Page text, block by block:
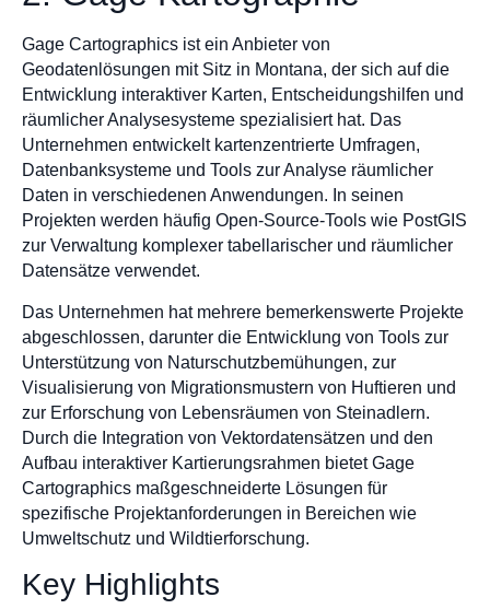
Gage Cartographics ist ein Anbieter von
Geodatenlösungen mit Sitz in Montana, der sich auf die
Entwicklung interaktiver Karten, Entscheidungshilfen und
räumlicher Analysesysteme spezialisiert hat. Das
Unternehmen entwickelt kartenzentrierte Umfragen,
Datenbanksysteme und Tools zur Analyse räumlicher
Daten in verschiedenen Anwendungen. In seinen
Projekten werden häufig Open-Source-Tools wie PostGIS
zur Verwaltung komplexer tabellarischer und räumlicher
Datensätze verwendet.
Das Unternehmen hat mehrere bemerkenswerte Projekte
abgeschlossen, darunter die Entwicklung von Tools zur
Unterstützung von Naturschutzbemühungen, zur
Visualisierung von Migrationsmustern von Huftieren und
zur Erforschung von Lebensräumen von Steinadlern.
Durch die Integration von Vektordatensätzen und den
Aufbau interaktiver Kartierungsrahmen bietet Gage
Cartographics maßgeschneiderte Lösungen für
spezifische Projektanforderungen in Bereichen wie
Umweltschutz und Wildtierforschung.
Key Highlights